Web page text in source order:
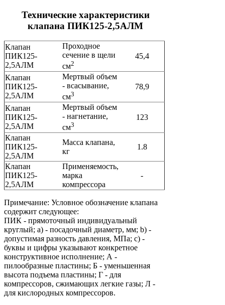
Технические характеристики
клапана ПИК125-2,5АЛМ
Клапан
ПИК125-
2,5АЛМ
Проходное
сечение в щели
см2
45,4
Клапан
ПИК125-
2,5АЛМ
Мертвый объем
- всасывание,
см3
78,9
Клапан
ПИК125-
2,5АЛМ
Мертвый объем
- нагнетание,
см3
123
Клапан
ПИК125-
2,5АЛМ
Масса клапана,
кг
1.8
Клапан
ПИК125-
2,5АЛМ
Применяемость,
марка
компрессора
-
Примечание: Условное обозначение клапана
содержит следующее:
ПИК - прямоточный индивидуальный
круглый; a) - посадочный диаметр, мм; b) -
допустимая разность давления, МПа; c) -
буквы и цифры указывают конкретное
конструктивное исполнение; А -
пилообразные пластины; Б - уменьшенная
высота подъема пластины; Г - для
компрессоров, сжимающих легкие газы; Л -
для кислородных компрессоров.